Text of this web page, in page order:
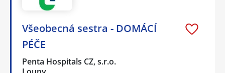
Všeobecná sestra - DOMÁCÍ
PÉČE
Penta Hospitals CZ, s.r.o.